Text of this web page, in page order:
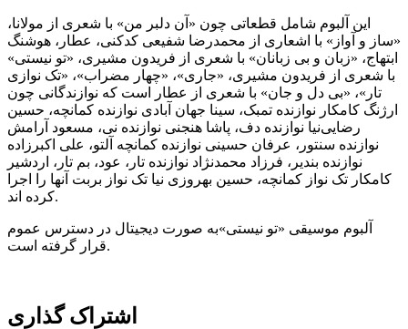
این آلبوم شامل قطعاتی چون «آن دلبر من» با شعری از مولانا،
«ساز و آواز» با اشعاری از محمدرضا شفیعی کدکنی، عطار، هوشنگ
ابتهاج، «زبان و بی زبانان» با شعری از فریدون مشیری، «تو نیستی»
با شعری از فریدون مشیری، «جاری»، «چهار مضراب»، «تک نوازی
تار»، «بی دل و جان» با شعری از عطار است که نوازندگانی چون
ارژنگ کامکار نوازنده تمبک، سینا جهان آبادی نوازنده کمانچه، حسین
رضایی‌نیا نوازنده دف، پاشا هنجنی نوازنده نی، مسعود آرامش
نوازنده سنتور، عرفان حسینی نوازنده کمانچه آلتو، علی اکبرزاده
نوازنده بندیر، فرزاد محمدنژاد نوازنده تار، عود، بم تار، اردشیر
کامکار تک نواز کمانچه، حسین بهروزی نیا تک نواز بربت آنها را اجرا
کرده اند.
آلبوم موسیقی «تو نیستی»به صورت دیجیتال در دسترس عموم
قرار گرفته است.
اشتراک گذاری